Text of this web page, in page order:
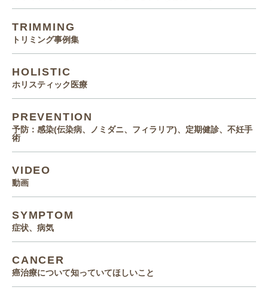
TRIMMING
トリミング事例集
HOLISTIC
ホリスティック医療
PREVENTION
予防：感染(伝染病、ノミダニ、フィラリア)、定期健診、不妊手
術
VIDEO
動画
SYMPTOM
症状、病気
CANCER
癌治療について知っていてほしいこと